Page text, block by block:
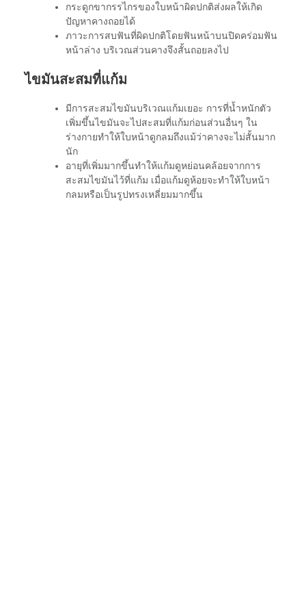
กระดูกขากรรไกรของใบหน้าผิดปกติส่งผลให้เกิด
ปัญหาคางถอยได้
ภาวะการสบฟันที่ผิดปกติโดยฟันหน้าบนปิดคร่อมฟัน
หน้าล่าง บริเวณส่วนคางจึงสั้นถอยลงไป
ไขมันสะสมที่แก้ม
มีการสะสมไขมันบริเวณแก้มเยอะ การที่น้ำหนักตัว
เพิ่มขึ้นไขมันจะไปสะสมที่แก้มก่อนส่วนอื่นๆ ใน
ร่างกายทำให้ใบหน้าดูกลมถึงแม้ว่าคางจะไม่สั้นมาก
นัก
อายุที่เพิ่มมากขึ้นทำให้แก้มดูหย่อนคล้อยจากการ
สะสมไขมันไว้ที่แก้ม เมื่อแก้มดูห้อยจะทำให้ใบหน้า
กลมหรือเป็นรูปทรงเหลี่ยมมากขึ้น